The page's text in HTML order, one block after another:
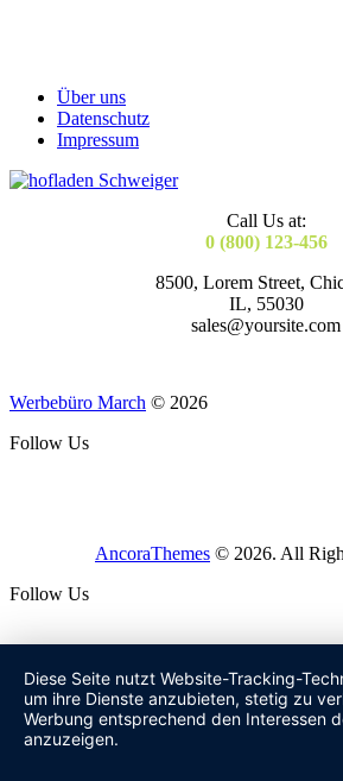
Über uns
Datenschutz
Impressum
Call Us at:
0 (800) 123-456
8500, Lorem Street,
IL, 55030
sales@yoursite.com
Werbebüro March © 2026
Follow Us
AncoraThemes © 2026. All
Follow Us
Diese Seite nutzt Website-Tracking-
um ihre Dienste anzubieten, stetig zu
Werbung entsprechend den Interessen
anzuzeigen.